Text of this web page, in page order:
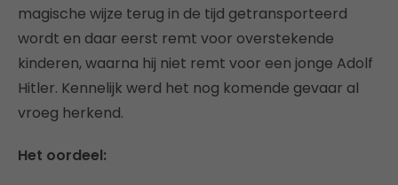
magische wijze terug in de tijd getransporteerd
wordt en daar eerst remt voor overstekende
kinderen, waarna hij niet remt voor een jonge Adolf
Hitler. Kennelijk werd het nog komende gevaar al
vroeg herkend.
Het oordeel: